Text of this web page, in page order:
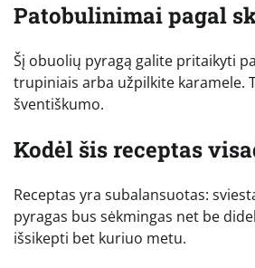
Patobulinimai pagal
Šį obuolių pyragą galite pritaikyti
trupiniais arba užpilkite karamele.
šventiškumo.
Kodėl šis receptas
Receptas yra subalansuotas:
pyragas bus sėkmingas net be
išsikepti bet kuriuo metu.